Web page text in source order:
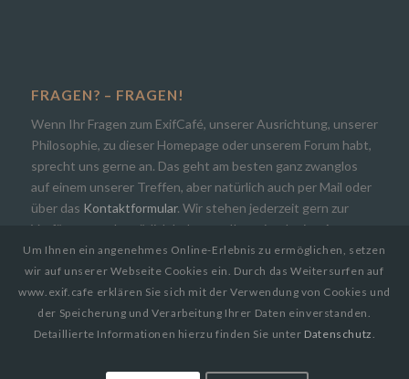
FRAGEN? – FRAGEN!
Wenn Ihr Fragen zum ExifCafé, unserer Ausrichtung, unserer
Philosophie, zu dieser Homepage oder unserem Forum habt,
sprecht uns gerne an. Das geht am besten ganz zwanglos
auf einem unserer Treffen, aber natürlich auch per Mail oder
über das Kontaktformular. Wir stehen jederzeit gern zur
Verfügung und natürlich bekommt Ihr zeitnah eine Antwort.
Um Ihnen ein angenehmes Online-Erlebnis zu ermöglichen, setzen
wir auf unserer Webseite Cookies ein. Durch das Weitersurfen auf
www.exif.cafe erklären Sie sich mit der Verwendung von Cookies und
der Speicherung und Verarbeitung Ihrer Daten einverstanden.
Detaillierte Informationen hierzu finden Sie unter Datenschutz.